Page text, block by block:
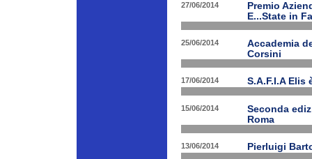
27/06/2014
Premio
E...State in
25/06/2014
Accademia
Corsini
17/06/2014 S.A.F.I.A Elis
15/06/2014
Seconda
Roma
13/06/2014 Pierluigi